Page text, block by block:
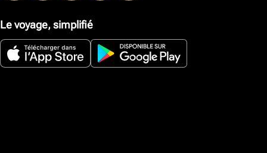
Le voyage, simplifié